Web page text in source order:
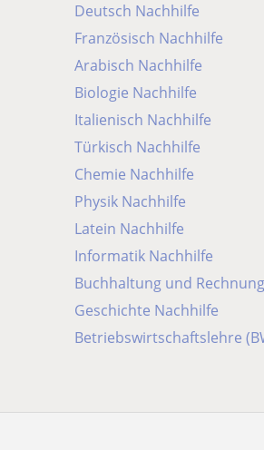
Deutsch Nachhilfe
Französisch Nachhilfe
Arabisch Nachhilfe
Biologie Nachhilfe
Italienisch Nachhilfe
Türkisch Nachhilfe
Chemie Nachhilfe
Physik Nachhilfe
Latein Nachhilfe
Informatik Nachhilfe
Buchhaltung und
Geschichte Nachhilfe
Betriebswirtschaftslehre